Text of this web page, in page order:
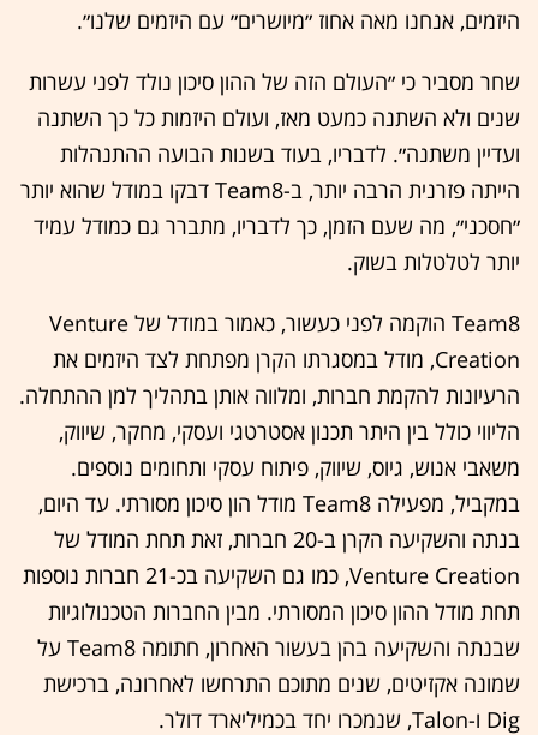
היזמים, אנחנו מאה אחוז ״מיושרים״ עם היזמים שלנו״.
שחר מסביר כי ״העולם הזה של ההון סיכון נולד לפני עשרות
שנים ולא השתנה כמעט מאז, ועולם היזמות כל כך השתנה
ועדיין משתנה״. לדבריו, בעוד בשנות הבועה ההתנהלות
הייתה פזרנית הרבה יותר, ב-Team8 דבקו במודל שהוא יותר
״חסכני״, מה שעם הזמן, כך לדבריו, מתברר גם כמודל עמיד
יותר לטלטלות בשוק.
Team8 הוקמה לפני כעשור, כאמור במודל של Venture
Creation, מודל במסגרתו הקרן מפתחת לצד היזמים את
הרעיונות להקמת חברות, ומלווה אותן בתהליך למן ההתחלה.
הליווי כולל בין היתר תכנון אסטרטגי ועסקי, מחקר, שיווק,
משאבי אנוש, גיוס, שיווק, פיתוח עסקי ותחומים נוספים.
במקביל, מפעילה Team8 מודל הון סיכון מסורתי. עד היום,
בנתה והשקיעה הקרן ב-20 חברות, זאת תחת המודל של
Venture Creation, כמו גם השקיעה בכ-21 חברות נוספות
תחת מודל ההון סיכון המסורתי. מבין החברות הטכנולוגיות
שבנתה והשקיעה בהן בעשור האחרון, חתומה Team8 על
שמונה אקזיטים, שנים מתוכם התרחשו לאחרונה, ברכישת
Dig ו-Talon, שנמכרו יחד בכמיליארד דולר.